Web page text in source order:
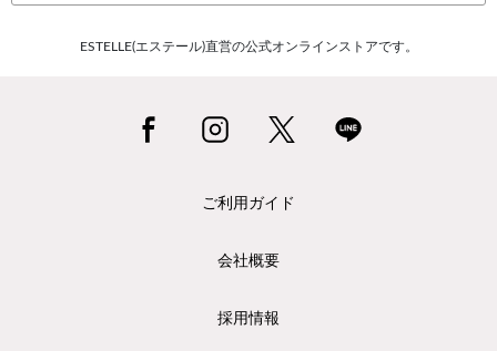
ESTELLE(エステール)直営の公式オンラインストアです。
ご利用ガイド
会社概要
採用情報